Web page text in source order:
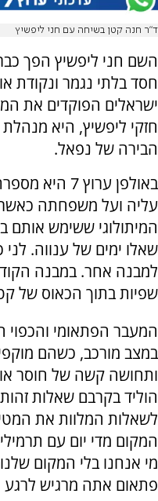
ד”ר חנה קטן בשיחה עם חני ליפשיץ
השם חני ליפשיץ הפך
חסד בלתי נגמר ונקודת
ישראלים הפוקדים את
חזקי ליפשיץ, היא
הבירה של נפאל.
באולפן
עליה ועל משפחתה
המיתולוגי ששימש אותם
שאלו ימים של ענווה.
למבנה אחר. במבנה
שפיות בתוך הכאוס של
המעבר הפתאומי והכפוי
במצב מורכב, כשהם
ותחושה קשה של חוסר
הוליד בקרבם שאלות
לשאלות המלוות את
המקום מדי יום עם
מי אנחנו בלי המקום
פתאום אתה מרגיש לרגע